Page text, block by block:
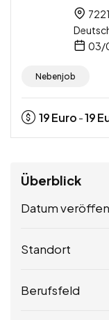
03/
Nebenjob
19Euro -19
Überblick
Datum
Standort
Berufsfeld